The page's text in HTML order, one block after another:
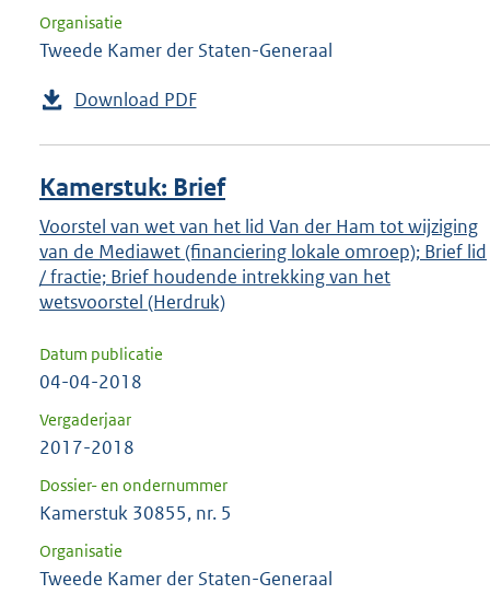
Organisatie
Tweede Kamer der Staten-Generaal
Download PDF
Kamerstuk: Brief
Voorstel van wet van het lid Van der Ham tot wijziging
van de Mediawet (financiering lokale omroep); Brief lid
/ fractie; Brief houdende intrekking van het
wetsvoorstel (Herdruk)
Datum publicatie
04-04-2018
Vergaderjaar
2017-2018
Dossier- en ondernummer
Kamerstuk 30855, nr. 5
Organisatie
Tweede Kamer der Staten-Generaal